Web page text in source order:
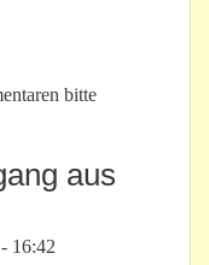
Scham, Schirm &
bitte
aus
16:42